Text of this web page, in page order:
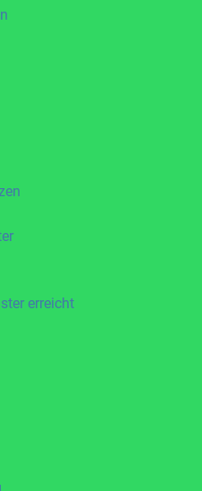
erreicht